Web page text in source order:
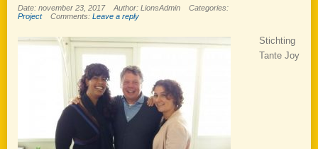
Date: november 23, 2017 Author: LionsAdmin
Categories:
Project
Comments: Leave a reply
Stichting
Tante Joy